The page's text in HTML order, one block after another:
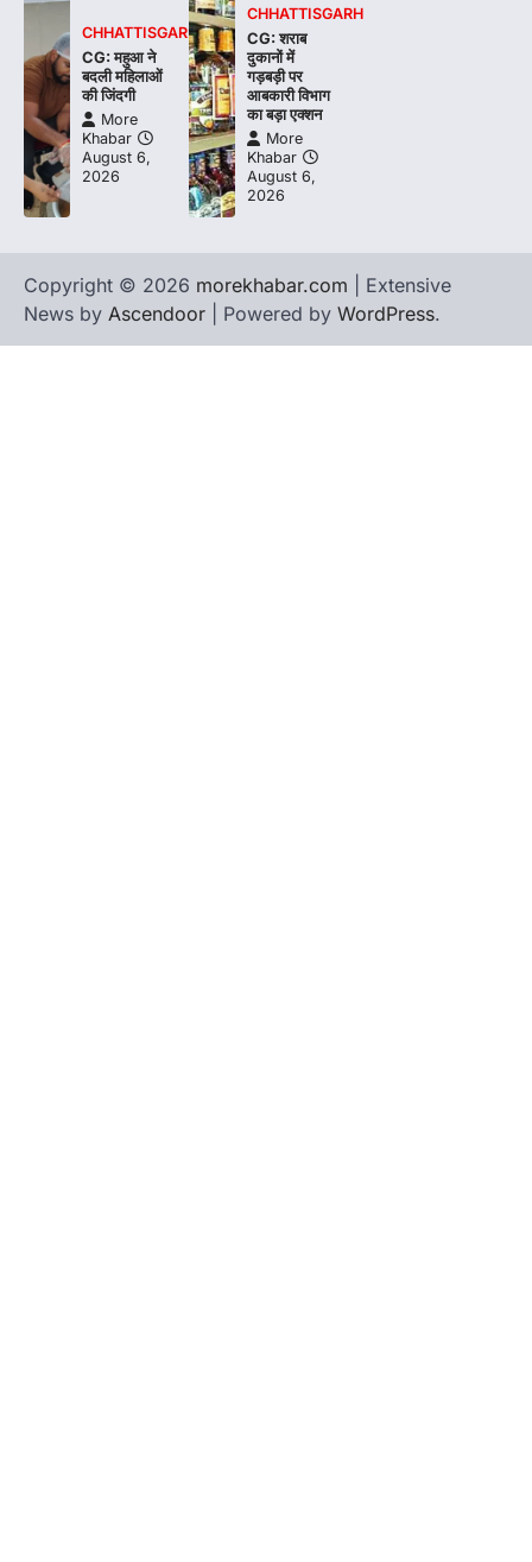
CHHATTISGARH
CG: महुआ ने
बदली महिलाओं
की जिंदगी
More
Khabar
August 6,
2026
CHHATTISGARH
CG: शराब
दुकानों में
गड़बड़ी पर
आबकारी विभाग
का बड़ा एक्शन
More
Khabar
August 6,
2026
Copyright © 2026 morekhabar.com | Extensive
News by Ascendoor | Powered by WordPress.